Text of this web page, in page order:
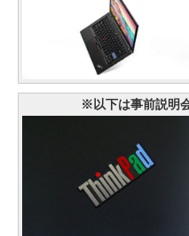
※以下は事前説明